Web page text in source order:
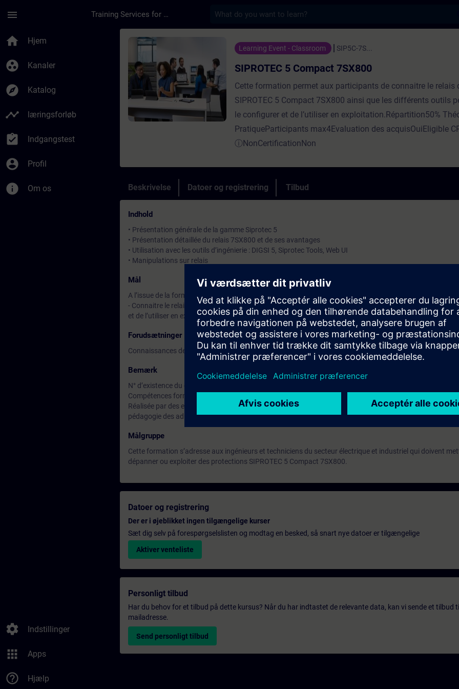
menu Training Services for Digital Industries
home Hjem
group_work Kanaler
explore Katalog
timeline læringsforløb
assignment_turned_in Indgangstest
account_circle Profil
info Om os
settings Indstillinger
apps Apps
help_outline Hjælp
Rute - SIPROTEC 5 Compact 7SX800 - Træning - Undervisning
Learning Event - Classroom SIP5C-7S...
SIPROTEC 5 Compact 7SX800
Cette formation permet aux participants de connaitre le relais
SIPROTEC 5 Compact 7SX800 ainsi que les différents outils
le configurer et de l’utiliser en exploitation.Répartition50%
PratiqueParticipants max4Evaluation des acquisOuiEligible
ⓘNonCertificationNon
Beskrivelse Datoer og registrering Tilbud
Indhold
• Présentation générale de la gamme Siprotec 5
• Présentation détaillée du relais 7SX800 et de ses avantages
• Utilisation avec les outils d’ingénierie : DIGSI 5, Siprotec Tools, Web UI
• Manipulations sur relais
Mål
A l’issue de la formation, le stagiaire sera capable de :
- Connaitre le relais de protection SIPROTEC 5 Compact 7SX800 ainsi que les différents outils
et de l’utiliser en exploitation.
Forudsætninger
Connaissances de base en électrotechnique. Connaissances de base des fonctions de protection.
Bemærk
N° d’existence du centre de formation SITRAIN : 11 93 00 205 93
Compétences formateur :
Réalisée par des experts assurant au quotidien des missions techniques auprès des entreprises, formés
pédagogie des adultes avec un suivi et une actualisation de leurs compétences théoriques, pratiques, et
Målgruppe
Cette formation s’adresse aux ingénieurs et techniciens du secteur électrique et industriel qui doivent
dépanner ou exploiter des protections SIPROTEC 5 Compact 7SX800.
Datoer og registrering
Der er i øjeblikket ingen tilgængelige kurser
Sæt dig selv på forespørgselslisten og modtag en besked, så snart nye datoer er tilgængelige
Aktiver venteliste
Personligt tilbud
Har du behov for et tilbud på dette kursus? Når du har indtastet de relevante data, kan vi sende et tilbud
mailadresse.
Send personligt tilbud